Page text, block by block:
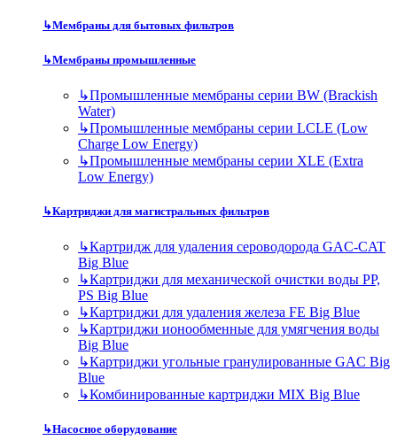
↳Мембраны для бытовых фильтров
↳Мембраны промышленные
↳Промышленные мембраны серии BW (Brackish
Water)
↳Промышленные мембраны серии LCLE (Low
Charge Low Energy)
↳Промышленные мембраны серии XLE (Extra
Low Energy)
↳Картриджи для магистральных фильтров
↳Картридж для удаления сероводорода GAC-CAT
Big Blue
↳Картриджи для механической очистки воды PP,
PS Big Blue
↳Картриджи для удаления железа FE Big Blue
↳Картриджи ионообменные для умягчения воды
Big Blue
↳Картриджи угольные гранулированные GAC Big
Blue
↳Комбинированные картриджи MIX Big Blue
↳Насосное оборудование